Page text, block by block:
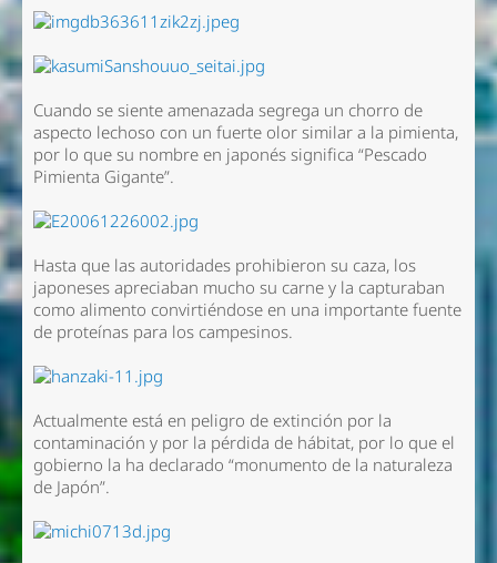
Cuando se siente amenazada segrega un chorro de
aspecto lechoso con un fuerte olor similar a la pimienta,
por lo que su nombre en japonés significa “Pescado
Pimienta Gigante”.
Hasta que las autoridades prohibieron su caza, los
japoneses apreciaban mucho su carne y la capturaban
como alimento convirtiéndose en una importante fuente
de proteínas para los campesinos.
Actualmente está en peligro de extinción por la
contaminación y por la pérdida de hábitat, por lo que el
gobierno la ha declarado “monumento de la naturaleza
de Japón”.